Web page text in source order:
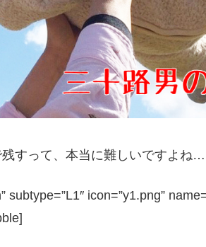
すって、本当に難しいですよね…
subtype=”L1″ icon=”y1.png”